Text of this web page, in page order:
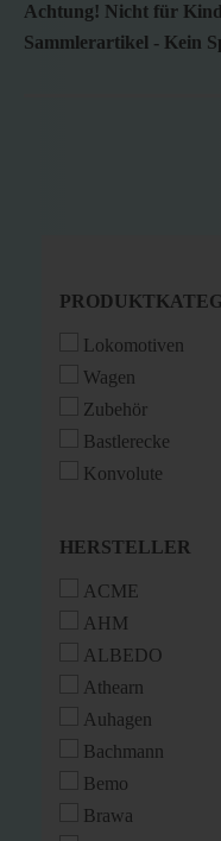
Achtung! Nicht für
Sammlerartikel - Kein
Lokomotiven
Wagen
Zubehör
Bastlerecke
Konvolute
HERSTELLER
HERSTELLER
ACME
AHM
ALBEDO
Athearn
Auhagen
Bachmann
Bemo
Brawa